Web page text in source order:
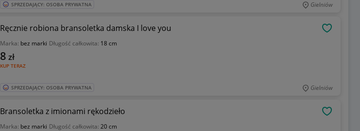
SPRZEDAJĄCY: OSOBA PRYWATNA Gielniów
Ręcznie robiona bransoletka damska I love you
Marka: bez marki Długość całkowita: 18 cm
KUP TERAZ
8 zł
SPRZEDAJĄCY: OSOBA PRYWATNA Gielniów
Bransoletka z imionami rękodzieło
Marka: bez marki Długość całkowita: 20 cm